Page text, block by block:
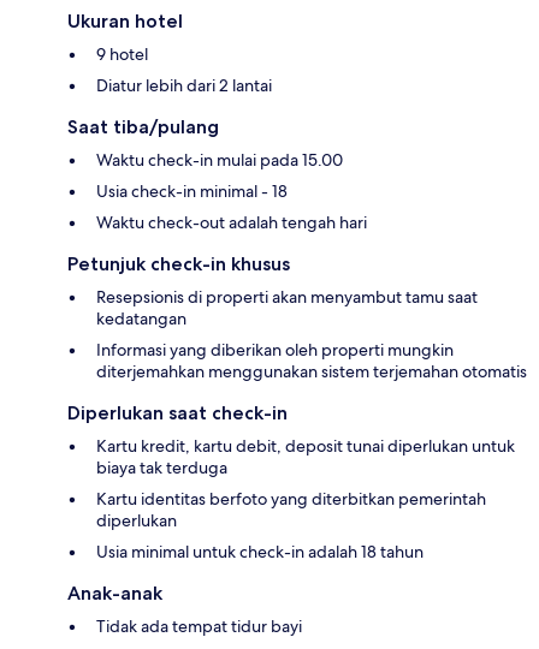
Ukuran hotel
9 hotel
Diatur lebih dari 2 lantai
Saat tiba/pulang
Waktu check-in mulai pada 15.00
Usia check-in minimal - 18
Waktu check-out adalah tengah hari
Petunjuk check-in khusus
Resepsionis di properti akan menyambut tamu saat
kedatangan
Informasi yang diberikan oleh properti mungkin
diterjemahkan menggunakan sistem terjemahan otomatis
Diperlukan saat check-in
Kartu kredit, kartu debit, deposit tunai diperlukan untuk
biaya tak terduga
Kartu identitas berfoto yang diterbitkan pemerintah
diperlukan
Usia minimal untuk check-in adalah 18 tahun
Anak-anak
Tidak ada tempat tidur bayi